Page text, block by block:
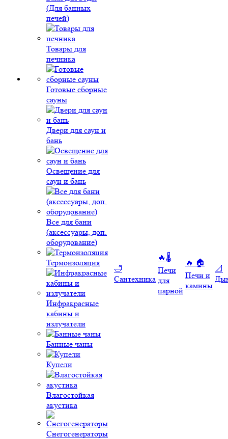
(Для банных
печей)
Товары для
печника
Готовые сборные
сауны
Двери для саун и
бань
Освещение для
саун и бань
Все для бани
(аксессуары, доп.
оборудование)
Термоизоляция
Инфракрасные
кабины и
излучатели
Банные чаны
Купели
Влагостойкая
акустика
Снегогенераторы
🛁
Сантехника
🔥🌡️
Печи
для
парной
🔥 🏠
Печи и
камины
📐